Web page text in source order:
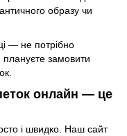
образу чи
— не потрібно
замовити
онлайн — це
і швидко. Наш сайт